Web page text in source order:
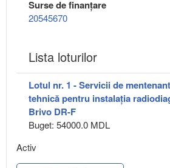
Surse de finanțare
20545670
Lista loturilor
Lotul nr. 1 - Servicii de
tehnică pentru instalaţia
Brivo DR-F
Buget: 54000.0 MDL
Activ